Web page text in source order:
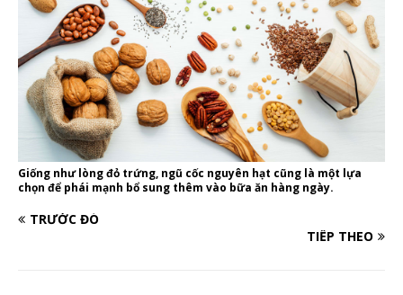
Giống như lòng đỏ trứng, ngũ cốc nguyên hạt cũng là một lựa
chọn để phái mạnh bổ sung thêm vào bữa ăn hàng ngày.
TRƯỚC ĐÓ
TIẾP THEO